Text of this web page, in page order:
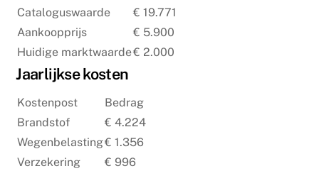
Cataloguswaarde
€ 19.771
Aankoopprijs
€ 5.900
Huidige marktwaarde€ 2.000
Jaarlijkse kosten
Kostenpost
Bedrag
Brandstof
€ 4.224
Wegenbelasting€ 1.356
Verzekering
€ 996